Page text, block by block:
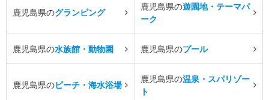
鹿児島県のグランピング
鹿児島県の遊園地・テーマパ
ーク
鹿児島県の水族館・動物園 鹿児島県のプール
鹿児島県のビーチ・海水浴場
鹿児島県の温泉・スパリゾー
ト